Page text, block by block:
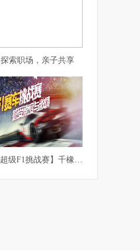
探索职场，亲子共享
【超级F1挑战赛】千橡团建体验课